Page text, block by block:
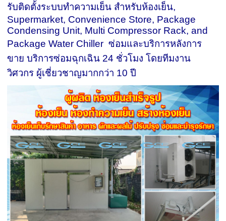
รับติดตั้งระบบทำความเย็น สำหรับห้องเย็น,
Supermarket, Convenience Store, Package
Condensing Unit, Multi Compressor Rack, and
Package Water Chiller ซ่อมและบริการหลังการ
ขาย บริการซ่อมฉุกเฉิน 24 ชั่วโมง โดยทีมงาน
วิศวกร ผู้เชี่ยวชาญมากกว่า 10 ปี